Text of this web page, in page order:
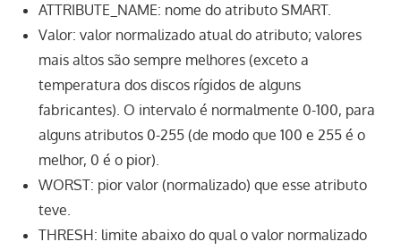
ATTRIBUTE_NAME: nome do atributo SMART.
Valor: valor normalizado atual do atributo; valores
mais altos são sempre melhores (exceto a
temperatura dos discos rígidos de alguns
fabricantes). O intervalo é normalmente 0-100, para
alguns atributos 0-255 (de modo que 100 e 255 é o
melhor, 0 é o pior).
WORST: pior valor (normalizado) que esse atributo
teve.
THRESH: limite abaixo do qual o valor normalizado